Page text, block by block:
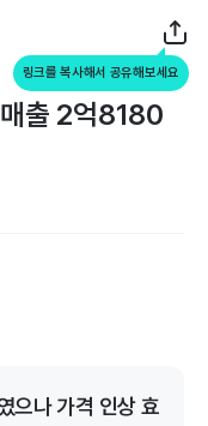
링크를 복사해서 공유해보세요
출 2억8180
으나 가격 인상 효